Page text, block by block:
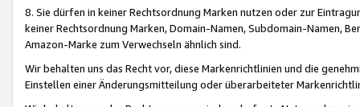
8. Sie dürfen in keiner Rechtsordnung Marken nutzen oder zur
keiner Rechtsordnung Marken, Domain-Namen, Subdomain-Namen,
Amazon-Marke zum Verwechseln ähnlich sind.
Wir behalten uns das Recht vor, diese Markenrichtlinien und die
Einstellen einer Änderungsmitteilung oder überarbeiteter